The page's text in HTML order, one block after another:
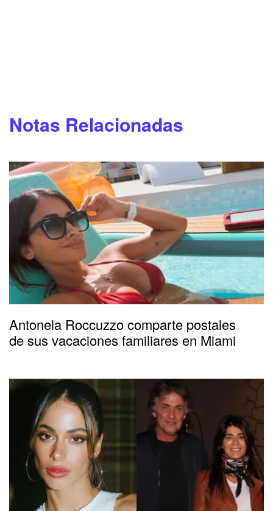
Notas Relacionadas
Antonela Roccuzzo comparte postales
de sus vacaciones familiares en Miami